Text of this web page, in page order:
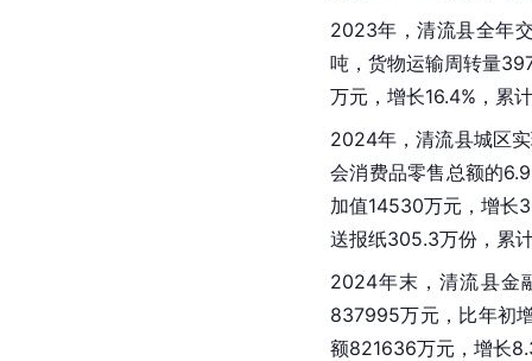
2023年，清流县全年
吨，货物运输周转量
万元，增长16.4%，累
2024年，清流县城区
会消费品零售总额的
加值14530万元，增长
送报纸305.3万份，累
2024年末，清流县金
837995万元，比年初
额821636万元，增长